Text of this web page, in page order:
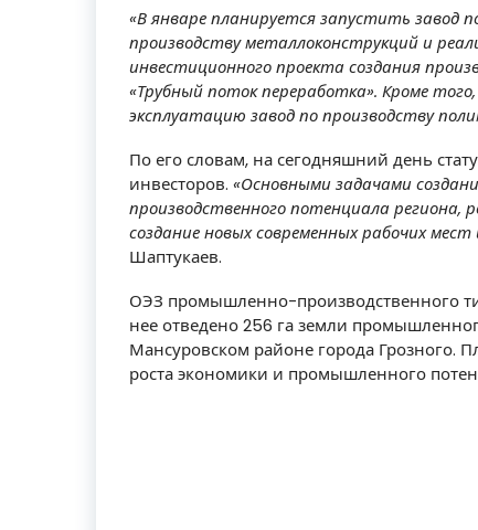
«В январе планируется запустить завод
производству металлоконструкций и
инвестиционного проекта создания
«Трубный поток переработка». Кроме
эксплуатацию завод по производству
По его словам, на сегодняшний день
инвесторов. «Основными задачами
производственного потенциала региона,
создание новых современных рабочих
Шаптукаев.
ОЭЗ промышленно-производственного
нее отведено 256 га земли
Мансуровском районе города Грозного.
роста экономики и промышленного